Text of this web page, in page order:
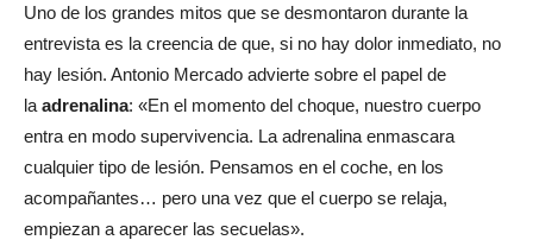
Uno de los grandes mitos que se desmontaron durante la
entrevista es la creencia de que, si no hay dolor inmediato, no
hay lesión. Antonio Mercado advierte sobre el papel de
la adrenalina: «En el momento del choque, nuestro cuerpo
entra en modo supervivencia. La adrenalina enmascara
cualquier tipo de lesión. Pensamos en el coche, en los
acompañantes… pero una vez que el cuerpo se relaja,
empiezan a aparecer las secuelas».